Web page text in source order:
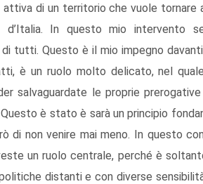
di un territorio che vuole tornare
d’Italia. In questo mio intervento
tutti. Questo è il mio impegno
è un ruolo molto delicato, nel
salvaguardate le proprie
è stato è sarà un principio
di non venire mai meno. In questo
un ruolo centrale, perché è
distanti e con diverse